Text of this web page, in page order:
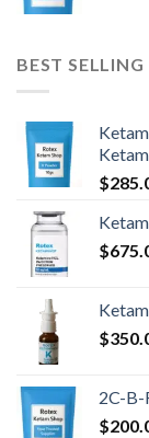
BEST SELLING
$
$
$
2C-B-
$